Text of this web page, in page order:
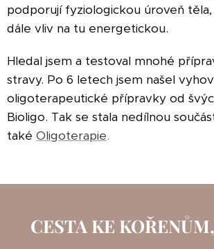
podporují fyziologickou úroveň
dále vliv na tu energetickou.
Hledal jsem a testoval mnohé
stravy. Po 6 letech jsem našel
oligoterapeutické přípravky od
Bioligo. Tak se stala nedílnou
také Oligoterapie.
CESTA KE